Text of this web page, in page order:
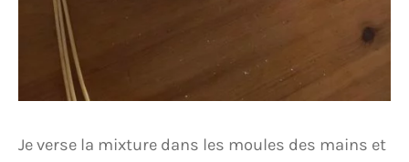
Je verse la mixture dans les moules des mains et